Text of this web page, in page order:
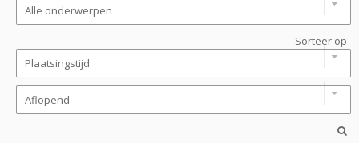
Sorteer op